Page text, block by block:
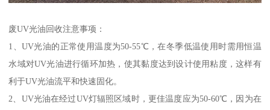
废UV光油回收注意事项：
1、UV光油的正常使用温度为50-55℃，在冬季低温使用时需用恒温
水域对UV光油进行循环加热，使其黏度达到设计使用粘度，这样有
利于UV光油流平和快速固化。
2、UV光油在经过UV灯辐照区域时，更佳温度应为50-60℃，因为在